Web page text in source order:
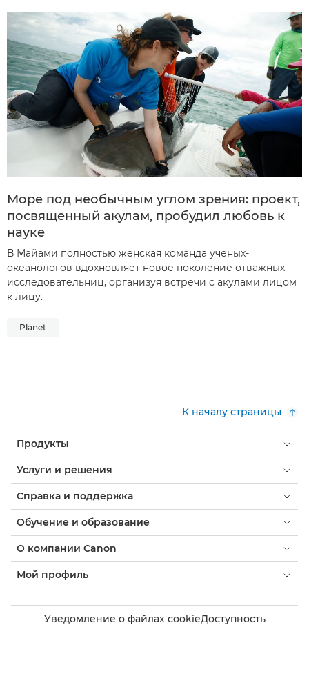
Море под необычным углом зрения: проект,
посвященный акулам, пробудил любовь к
науке
В Майами полностью женская команда ученых-
океанологов вдохновляет новое поколение отважных
исследовательниц, организуя встречи с акулами лицом
к лицу.
Planet
К началу страницы
Продукты
Услуги и решения
Справка и поддержка
Обучение и образование
О компании Canon
Мой профиль
Уведомление о файлах cookieДоступность